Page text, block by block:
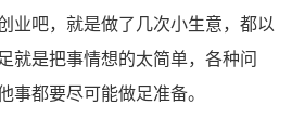
业吧，就是做了几次小生意，都以
就是把事情想的太简单，各种问
事都要尽可能做足准备。